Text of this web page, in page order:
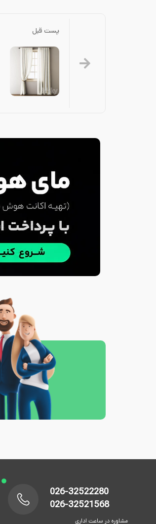
پست قبل
026-32522280
026-32521568
مشاوره در ساعت اداری